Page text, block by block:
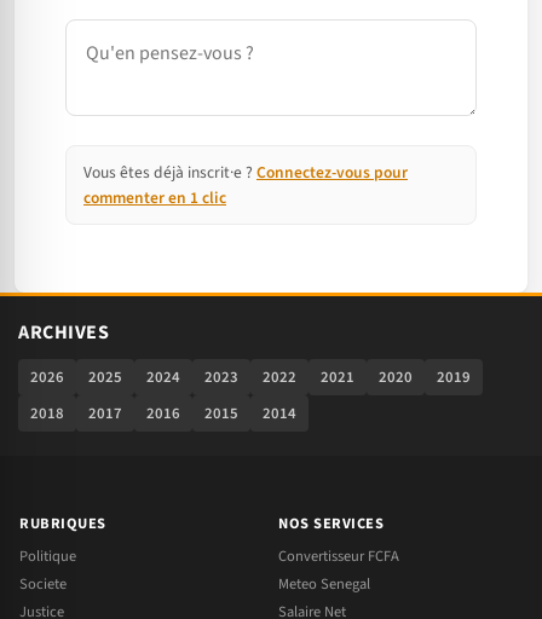
Commentaire
Vous êtes déjà inscrit·e ? Connectez-vous pour
commenter en 1 clic
ARCHIVES
2026 2025 2024 2023 2022 2021 2020
2019
2018
2017 2016 2015 2014
RUBRIQUES
Politique
Societe
Justice
NOS SERVICES
Convertisseur FCFA
Meteo Senegal
Salaire Net